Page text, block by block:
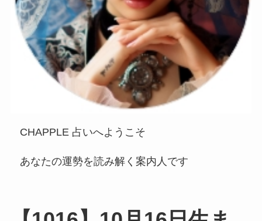
CHAPPLE 占いへようこそ
あなたの運勢を読み解く案内人です